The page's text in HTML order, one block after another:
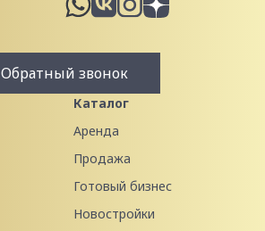
Обратный звонок
Каталог
Аренда
Продажа
Готовый бизнес
Новостройки